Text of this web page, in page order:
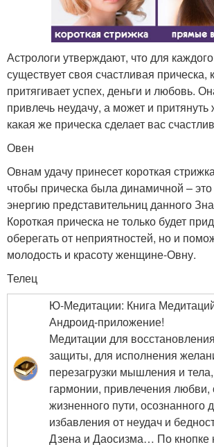
Астрологи утверждают, что для
существует своя счастливая прическа,
притягивает успех, деньги и любовь.
привлечь неудачу, а может и
какая же прическа сделает вас
Овен
Овнам удачу принесет короткая
чтобы прическа была динамичной –
энергию представительниц данного
Короткая прическа не только будет
оберегать от неприятностей, но и
молодость и красоту женщине-Овну.
Телец
Ю-Медитации: Книга
Андроид-приложение!
Медитации для
защиты, для исполнения
перезагрузки мышления и
гармонии, привлечения любви,
жизненного пути, осознанного
избавления от неудач и
Дзена и Даосизма… По кнопке